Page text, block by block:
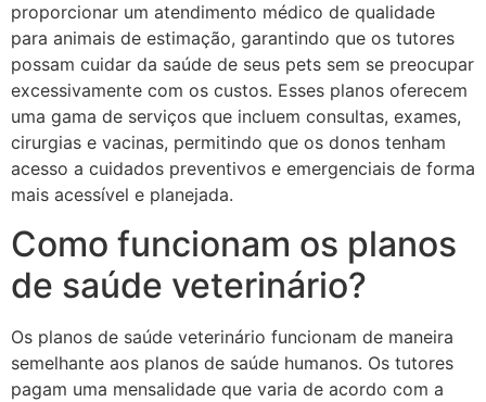
proporcionar um atendimento médico de qualidade
para animais de estimação, garantindo que os tutores
possam cuidar da saúde de seus pets sem se preocupar
excessivamente com os custos. Esses planos oferecem
uma gama de serviços que incluem consultas, exames,
cirurgias e vacinas, permitindo que os donos tenham
acesso a cuidados preventivos e emergenciais de forma
mais acessível e planejada.
Como funcionam os planos
de saúde veterinário?
Os planos de saúde veterinário funcionam de maneira
semelhante aos planos de saúde humanos. Os tutores
pagam uma mensalidade que varia de acordo com a